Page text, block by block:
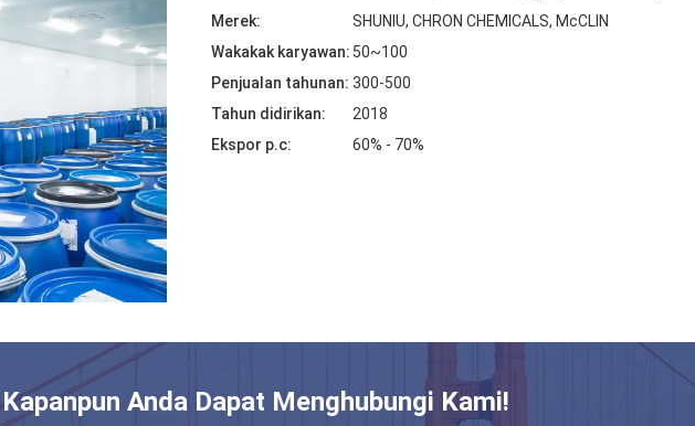
Merek:
SHUNIU, CHRON CHEMICALS, McCLIN
Wakakak karyawan: 50~100
Penjualan tahunan: 300-500
Tahun didirikan:
2018
Ekspor p.c:
60% - 70%
Kapanpun Anda Dapat Menghubungi Kami!